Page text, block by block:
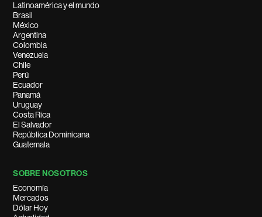
Latinoamérica y el mundo
Brasil
México
Argentina
Colombia
Venezuela
Chile
Perú
Ecuador
Panamá
Uruguay
Costa Rica
El Salvador
República Dominicana
Guatemala
SOBRE NOSOTROS
Economía
Mercados
Dólar Hoy